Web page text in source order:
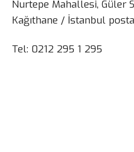
Nurtepe Mahallesi, Güler
Kağıthane / İstanbul
Tel: 0212 295 1 295